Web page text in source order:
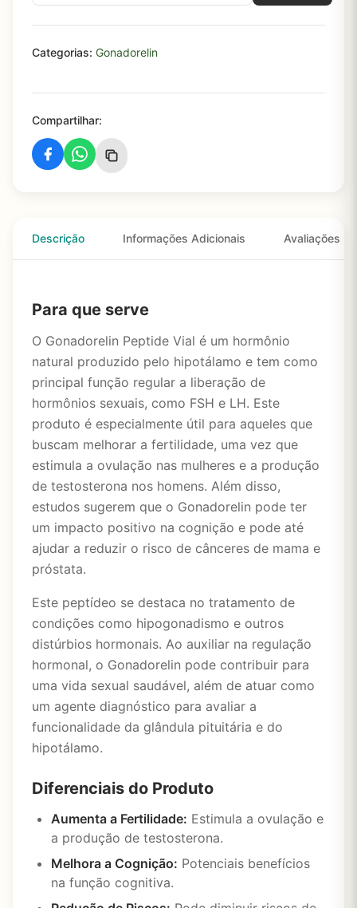
Categorias: Gonadorelin
Compartilhar:
Descrição Informações Adicionais Avaliações
Para que serve
O Gonadorelin Peptide Vial é um hormônio
natural produzido pelo hipotálamo e tem como
principal função regular a liberação de
hormônios sexuais, como FSH e LH. Este
produto é especialmente útil para aqueles que
buscam melhorar a fertilidade, uma vez que
estimula a ovulação nas mulheres e a produção
de testosterona nos homens. Além disso,
estudos sugerem que o Gonadorelin pode ter
um impacto positivo na cognição e pode até
ajudar a reduzir o risco de cânceres de mama e
próstata.
Este peptídeo se destaca no tratamento de
condições como hipogonadismo e outros
distúrbios hormonais. Ao auxiliar na regulação
hormonal, o Gonadorelin pode contribuir para
uma vida sexual saudável, além de atuar como
um agente diagnóstico para avaliar a
funcionalidade da glândula pituitária e do
hipotálamo.
Diferenciais do Produto
Aumenta a Fertilidade: Estimula a ovulação e
a produção de testosterona.
Melhora a Cognição: Potenciais benefícios
na função cognitiva.